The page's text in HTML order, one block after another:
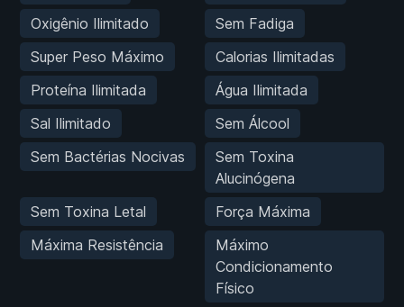
Oxigênio Ilimitado
Sem Fadiga
Super Peso Máximo
Calorias Ilimitadas
Proteína Ilimitada
Água Ilimitada
Sal Ilimitado
Sem Álcool
Sem Bactérias Nocivas
Sem Toxina
Alucinógena
Sem Toxina Letal
Força Máxima
Máxima Resistência
Máximo
Condicionamento
Físico